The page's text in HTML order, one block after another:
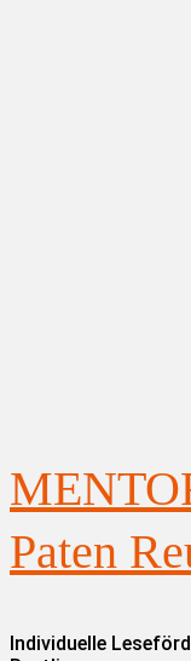
Paten
Individuelle